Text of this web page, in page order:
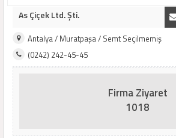
As Çiçek Ltd. Şti.
Antalya / Muratpaşa / Semt Seçilmemiş
(0242) 242-45-45
Firma Ziyaret
1018